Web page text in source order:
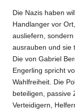
Die Nazis haben
Handlanger vor
ausliefern,
ausrauben und sie
Die von Gabriel
Engerling spricht
Wahlfreiheit. Die
beteiligen, passive
Verteidigern,